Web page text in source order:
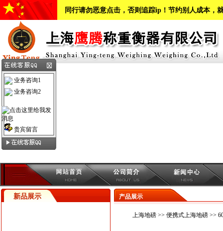
同行请勿恶意点击，否则追踪ip！节约别人成本，
新品展示 产品展示
上海地磅>> 便携式上海地磅>>
业务咨询1
业务咨询2
贵宾留言